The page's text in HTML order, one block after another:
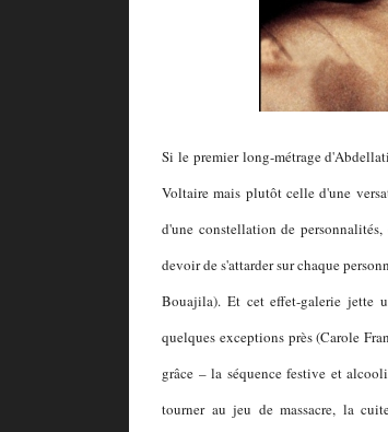
Si le premier long-métrage
Voltaire mais plutôt celle d'une
d'une constellation de
devoir de s'attarder sur chaque
Bouajila). Et cet effet-galerie jette
quelques exceptions près (Carole
grâce – la séquence festive et
tourner au jeu de massacre, la